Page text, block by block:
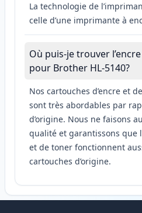
La technologie de
celle d’une imprimante à
Où puis-je trouver
pour Brother HL-5140?
Nos cartouches d’encre et
sont très abordables par
d’origine. Nous ne faisons
qualité et garantissons que
et de toner fonctionnent
cartouches d’origine.